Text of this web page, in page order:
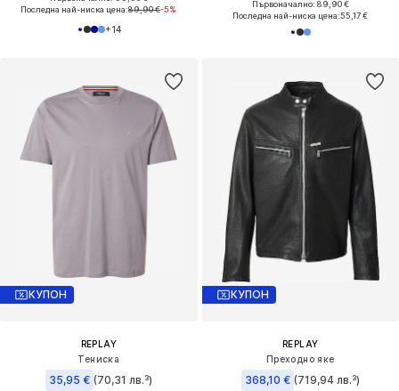
Последна най-ниска цена:89,90 €-5%
+14
Първоначално: 89,90 €
Последна най-ниска цена:55,17 €
КУПОН
REPLAY
Тениска
35,95 € (70,31 лв.³)
КУПОН
REPLAY
Преходно яке
368,10 € (719,94 лв.³)